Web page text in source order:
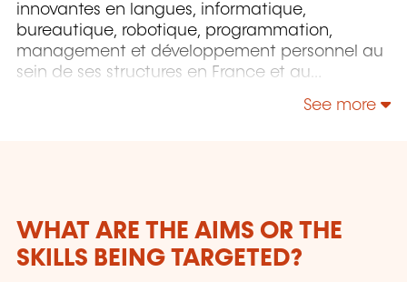
innovantes en langues, informatique,
bureautique, robotique, programmation,
management et développement personnel au
sein de ses structures en France et au
See more
WHAT ARE THE AIMS OR THE
SKILLS BEING TARGETED?